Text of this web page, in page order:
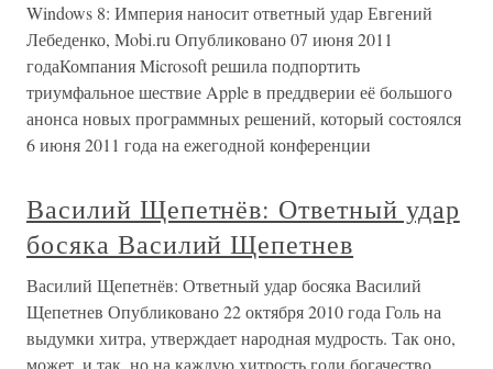
Windows 8: Империя наносит ответный удар Евгений
Лебеденко, Mobi.ru Опубликовано 07 июня 2011
годаКомпания Microsoft решила подпортить
триумфальное шествие Apple в преддверии её большого
анонса новых программных решений, который состоялся
6 июня 2011 года на ежегодной конференции
Василий Щепетнёв: Ответный удар
босяка Василий Щепетнев
Василий Щепетнёв: Ответный удар босяка Василий
Щепетнев Опубликовано 22 октября 2010 года Голь на
выдумки хитра, утверждает народная мудрость. Так оно,
может, и так, но на каждую хитрость голи богачество